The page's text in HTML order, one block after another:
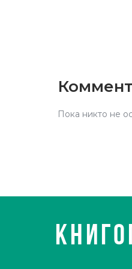
Пока никто не